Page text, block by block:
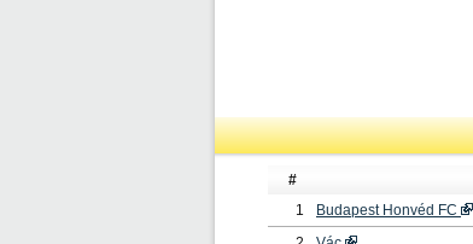
#
1
Budapest Honvéd FC